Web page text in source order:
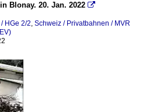
Blonay. 20. Jan. 2022 
HGe 2/2, Schweiz / Privatbahnen / MVR